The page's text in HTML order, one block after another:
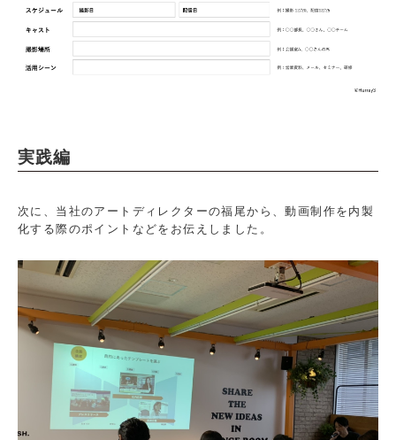
実践編
次に、当社のアートディレクターの福尾から、動画制作を内製
化する際のポイントなどをお伝えしました。